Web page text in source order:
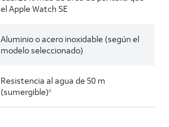
el Apple Watch SE
Aluminio o acero inoxidable (según el
modelo seleccionado)
Resistencia al agua de 50 m
(sumergible)6